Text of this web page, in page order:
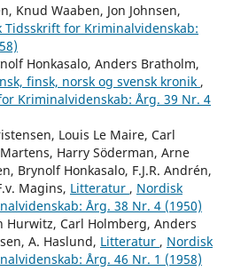
Knud Waaben, Jon Johnsen,
Tidsskrift for Kriminalvidenskab:
Honkasalo, Anders Bratholm,
finsk, norsk og svensk kronik ,
Kriminalvidenskab: Årg. 39 Nr. 4
Louis Le Maire, Carl
Harry Söderman, Arne
Brynolf Honkasalo, F.J.R. Andrén,
Magins, Litteratur , Nordisk
Årg. 38 Nr. 4 (1950)
Hurwitz, Carl Holmberg, Anders
A. Haslund, Litteratur , Nordisk
Årg. 46 Nr. 1 (1958)